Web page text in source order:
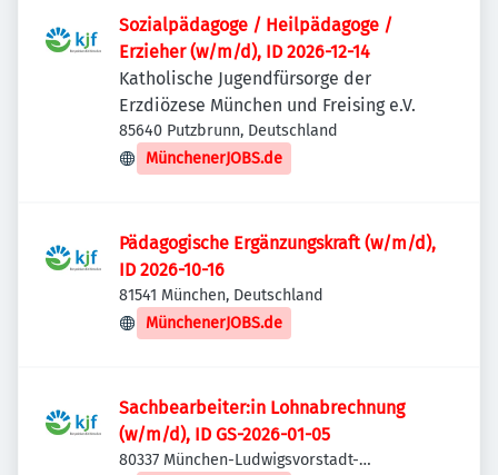
Sozialpädagoge / Heilpädagoge /
Erzieher (w/m/d), ID 2026-12-14
Katholische Jugendfürsorge der
Erzdiözese München und Freising e.V.
85640 Putzbrunn, Deutschland
MünchenerJOBS.de
Pädagogische Ergänzungskraft (w/m/d),
ID 2026-10-16
81541 München, Deutschland
MünchenerJOBS.de
Sachbearbeiter:in Lohnabrechnung
(w/m/d), ID GS-2026-01-05
80337 München-Ludwigsvorstadt-